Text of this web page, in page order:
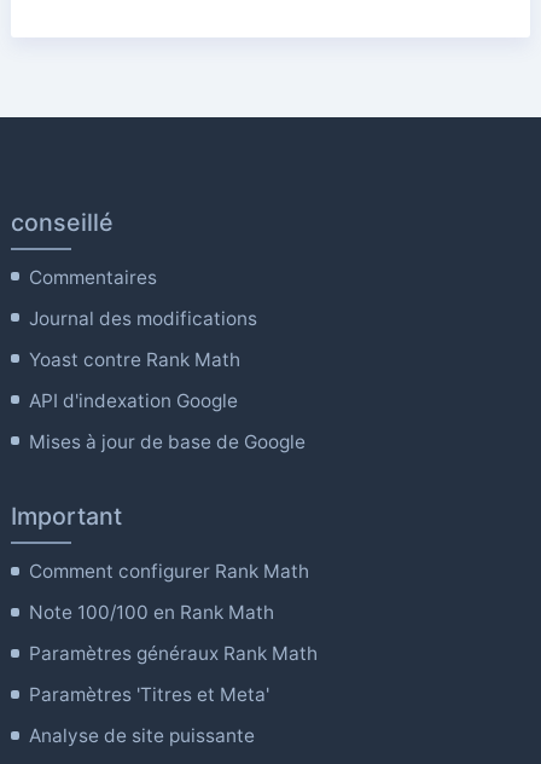
conseillé
Commentaires
Journal des modifications
Yoast contre Rank Math
API d'indexation Google
Mises à jour de base de Google
Important
Comment configurer Rank Math
Note 100/100 en Rank Math
Paramètres généraux Rank Math
Paramètres 'Titres et Meta'
Analyse de site puissante